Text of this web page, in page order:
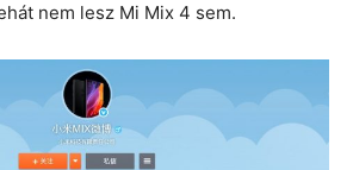
nem lesz Mi Mix 4 sem.